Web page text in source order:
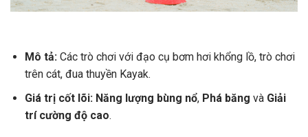
Mô tả:Các trò chơi với đạo cụ bơm hơi khổng lồ, trò chơi
trên cát, đua thuyền Kayak.
Giá trị cốt lõi: Năng lượng bùng nổ, Phá băng và Giải
trí cường độ cao.